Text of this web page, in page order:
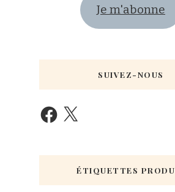
Je m'abonne
SUIVEZ-NOUS
ÉTIQUETTES